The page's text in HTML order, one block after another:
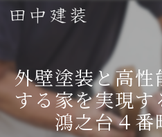
外壁塗装と高性
する家を実現
鴻之台４